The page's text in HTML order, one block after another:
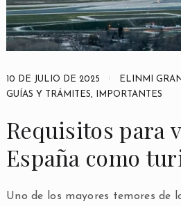
10 DE JULIO DE 2025
ELINMI
GUÍAS Y TRÁMITES
IMPORTANTES
Requisitos para
España como
Uno de los mayores temores de